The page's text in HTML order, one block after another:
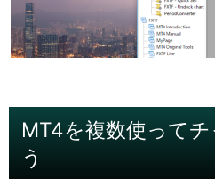
MT4を複数使って
う